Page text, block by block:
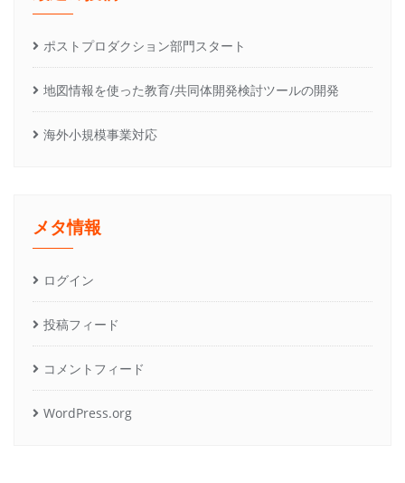
ポストプロダクション部門スタート
地図情報を使った教育/共同体開発検討ツールの開発
海外小規模事業対応
メタ情報
ログイン
投稿フィード
コメントフィード
WordPress.org